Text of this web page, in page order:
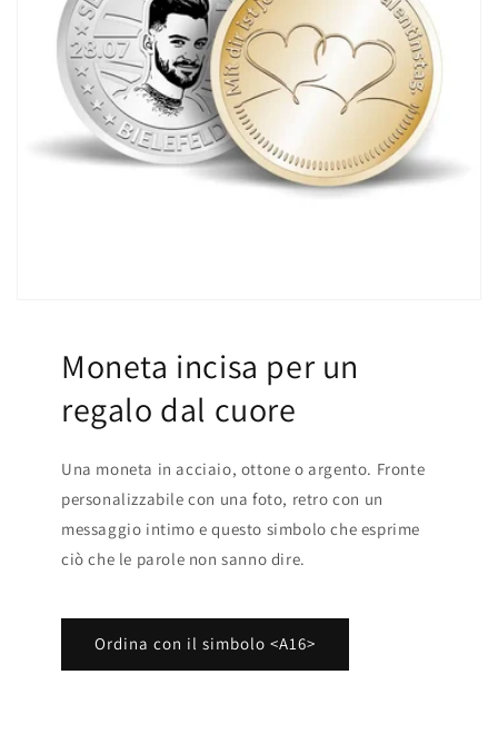
Moneta incisa per un
regalo dal cuore
Una moneta in acciaio, ottone o argento. Fronte
personalizzabile con una foto, retro con un
messaggio intimo e questo simbolo che esprime
ciò che le parole non sanno dire.
Ordina con il simbolo <A16>